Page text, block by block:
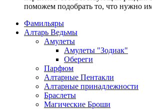
поможем подобрать то, что нужно
Фамильяры
Алтарь Ведьмы
Амулеты
Амулеты "Зодиак"
Обереги
Парфюм
Алтарные Пентакли
Алтарные принадлежности
Браслеты
Магические Броши